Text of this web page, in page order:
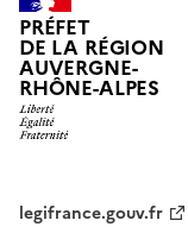
PRÉFET
DE LA RÉGION
AUVERGNE-
RHÔNE-ALPES
legifrance.gouv.fr